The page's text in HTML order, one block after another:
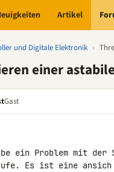
Artikel
und Digitale Elektronik ›
einer
Gast
ein Problem mit
Es ist eine